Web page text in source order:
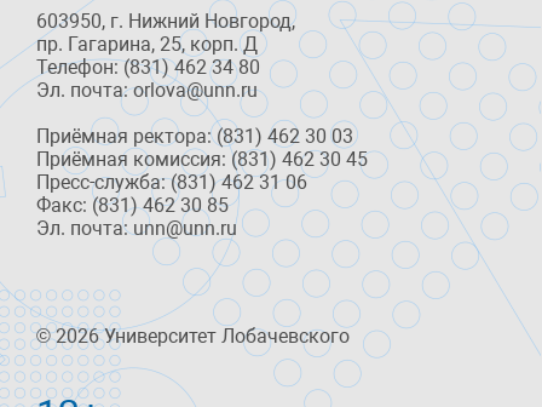
603950, г. Нижний Новгород,
пр. Гагарина, 25, корп. Д
Телефон: (831) 462 34 80
Эл. почта: orlova@unn.ru
Приёмная ректора: (831) 462 30 03
Приёмная комиссия: (831) 462 30 45
Пресс-служба: (831) 462 31 06
Факс: (831) 462 30 85
Эл. почта: unn@unn.ru
© 2026 Университет Лобачевского